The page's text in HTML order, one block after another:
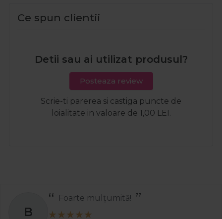
Ce spun clientii
Detii sau ai utilizat produsul?
Posteaza review
Scrie-ti parerea si castiga puncte de
loialitate in valoare de 1,00 LEI.
B
Foarte mulțumită!